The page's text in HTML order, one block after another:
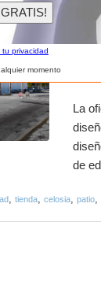
La
de
, tienda, celosia, patio,
tu privacidad
momento